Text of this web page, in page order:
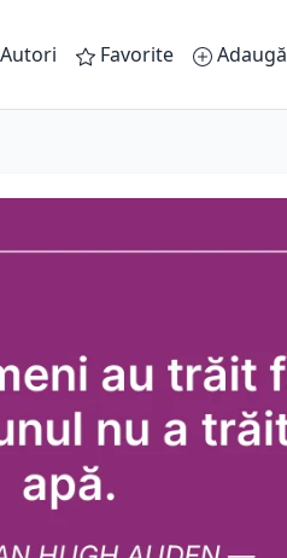
Autori Favorite Adaugă